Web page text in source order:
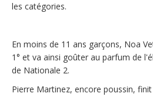
les catégories.
En moins de 11 ans garçons, Noa
1° et va ainsi goûter au parfum de
de Nationale 2.
Pierre Martinez, encore poussin, finit